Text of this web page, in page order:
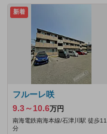
新着
フルーレ咲
9.3～10.6万円
南海電鉄南海本線/石津川駅 徒歩11
分